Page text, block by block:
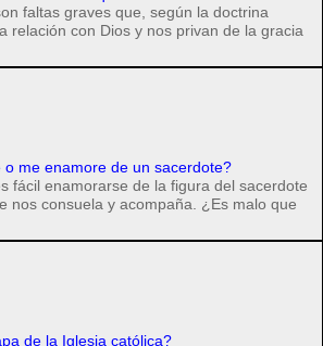
faltas graves que, según la doctrina
relación con Dios y nos privan de la gracia
me enamore de un sacerdote?
fácil enamorarse de la figura del sacerdote
nos consuela y acompaña. ¿Es malo que
de la Iglesia católica?